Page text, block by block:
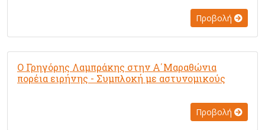
Προβολή
Ο Γρηγόρης Λαμπράκης στην Α΄Μαραθώνια
πορέια ειρήνης - Συμπλοκή με αστυνομικούς
Προβολή